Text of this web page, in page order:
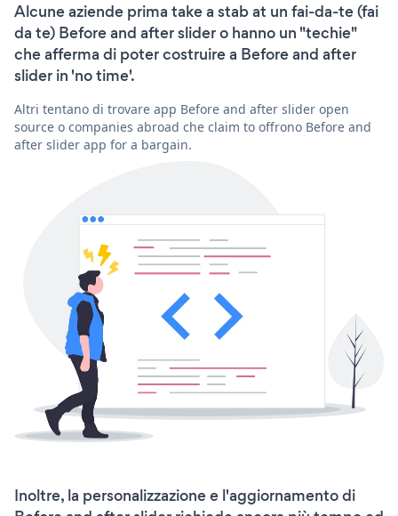
Alcune aziende prima take a stab at un fai-da-te (fai
da te) Before and after slider o hanno un "techie"
che afferma di poter costruire a Before and after
slider in 'no time'.
Altri tentano di trovare app Before and after slider open
source o companies abroad che claim to offrono Before and
after slider app for a bargain.
Inoltre, la personalizzazione e l'aggiornamento di